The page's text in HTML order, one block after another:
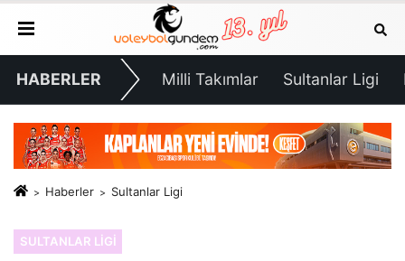
HABERLER Milli Takımlar Sultanlar Ligi
Haberler Sultanlar Ligi
SULTANLAR LIGI